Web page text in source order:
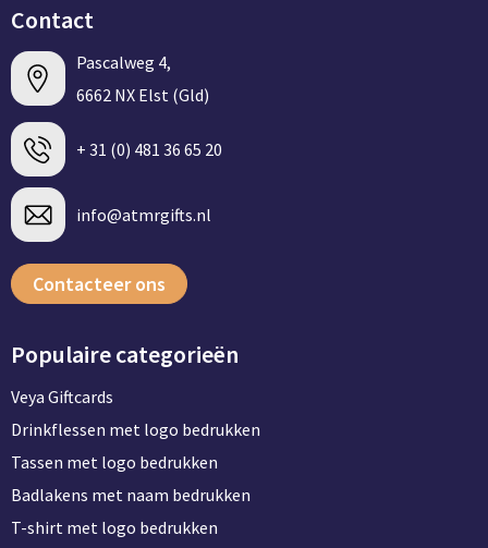
Contact
Pascalweg 4,
6662 NX Elst (Gld)
+ 31 (0) 481 36 65 20
info@atmrgifts.nl
Contacteer ons
Populaire categorieën
Veya Giftcards
Drinkflessen met logo bedrukken
Tassen met logo bedrukken
Badlakens met naam bedrukken
T-shirt met logo bedrukken